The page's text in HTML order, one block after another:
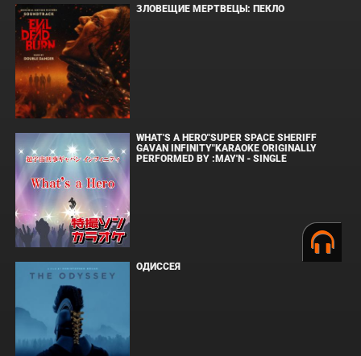
ЗЛОВЕЩИЕ МЕРТВЕЦЫ: ПЕКЛО
WHAT'S A HERO"SUPER SPACE SHERIFF
GAVAN INFINITY"KARAOKE ORIGINALLY
PERFORMED BY :MAY'N - SINGLE
ОДИССЕЯ